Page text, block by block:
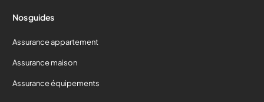
Nos guides
Assurance appartement
Assurance maison
Assurance équipements